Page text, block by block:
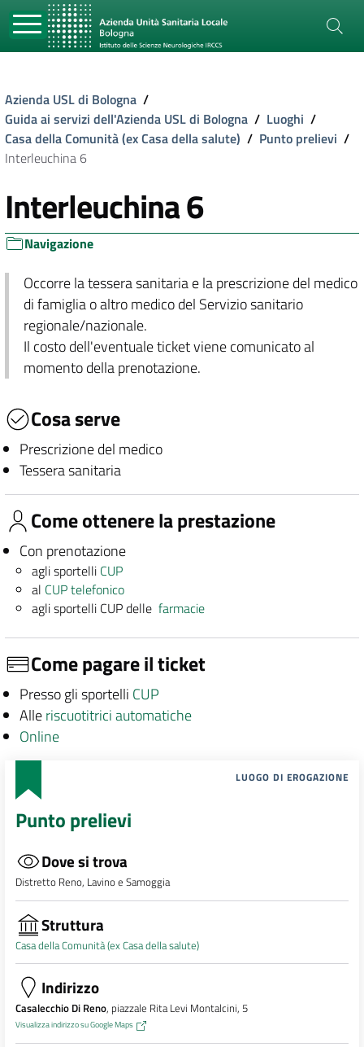
Azienda USL di Bologna /
Guida ai servizi dell'Azienda USL di Bologna / Luoghi /
Casa della Comunità (ex Casa della salute) / Punto prelievi /
Interleuchina 6
Interleuchina 6
Navigazione
Occorre la tessera sanitaria e la prescrizione del medico
di famiglia o altro medico del Servizio sanitario
regionale/nazionale.
Il costo dell'eventuale ticket viene comunicato al
momento della prenotazione.
Cosa serve
Prescrizione del medico
Tessera sanitaria
Come ottenere la prestazione
Con prenotazione
agli sportelli CUP
al CUP telefonico
agli sportelli CUP dellefarmacie
Come pagare il ticket
Presso gli sportelli CUP
Alleriscuotitrici automatiche
Online
LUOGO DI EROGAZIONE
Punto prelievi
Dove si trova
Distretto Reno, Lavino e Samoggia
Struttura
Casa della Comunità (ex Casa della salute)
Indirizzo
Casalecchio Di Reno, piazzale Rita Levi Montalcini, 5
Visualizza indirizzo su Google Maps